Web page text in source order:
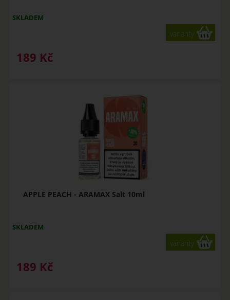
SKLADEM
varianty
189 Kč
APPLE PEACH - ARAMAX Salt 10ml
SKLADEM
varianty
189 Kč